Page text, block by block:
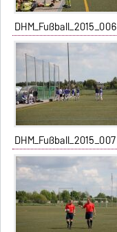
DHM_Fußball_2015_006
DHM_Fußball_2015_007